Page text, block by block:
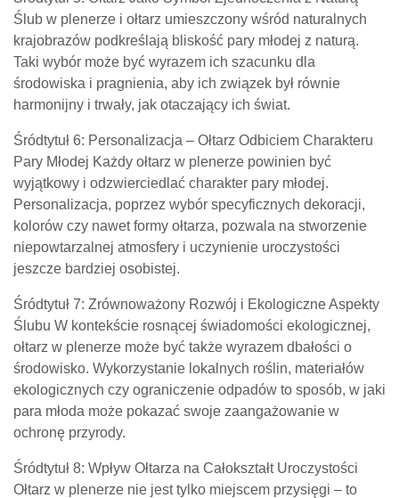
Ślub w plenerze i ołtarz umieszczony wśród naturalnych
krajobrazów podkreślają bliskość pary młodej z naturą.
Taki wybór może być wyrazem ich szacunku dla
środowiska i pragnienia, aby ich związek był równie
harmonijny i trwały, jak otaczający ich świat.
Śródtytuł 6: Personalizacja – Ołtarz Odbiciem Charakteru
Pary Młodej Każdy ołtarz w plenerze powinien być
wyjątkowy i odzwierciedlać charakter pary młodej.
Personalizacja, poprzez wybór specyficznych dekoracji,
kolorów czy nawet formy ołtarza, pozwala na stworzenie
niepowtarzalnej atmosfery i uczynienie uroczystości
jeszcze bardziej osobistej.
Śródtytuł 7: Zrównoważony Rozwój i Ekologiczne Aspekty
Ślubu W kontekście rosnącej świadomości ekologicznej,
ołtarz w plenerze może być także wyrazem dbałości o
środowisko. Wykorzystanie lokalnych roślin, materiałów
ekologicznych czy ograniczenie odpadów to sposób, w jaki
para młoda może pokazać swoje zaangażowanie w
ochronę przyrody.
Śródtytuł 8: Wpływ Ołtarza na Całokształt Uroczystości
Ołtarz w plenerze nie jest tylko miejscem przysięgi – to